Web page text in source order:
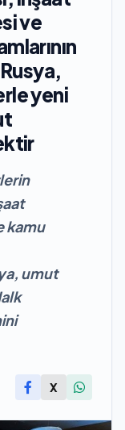
ve
yeni
kamu
umut
X